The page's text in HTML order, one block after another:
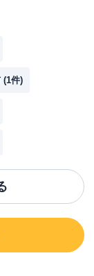
(1件)